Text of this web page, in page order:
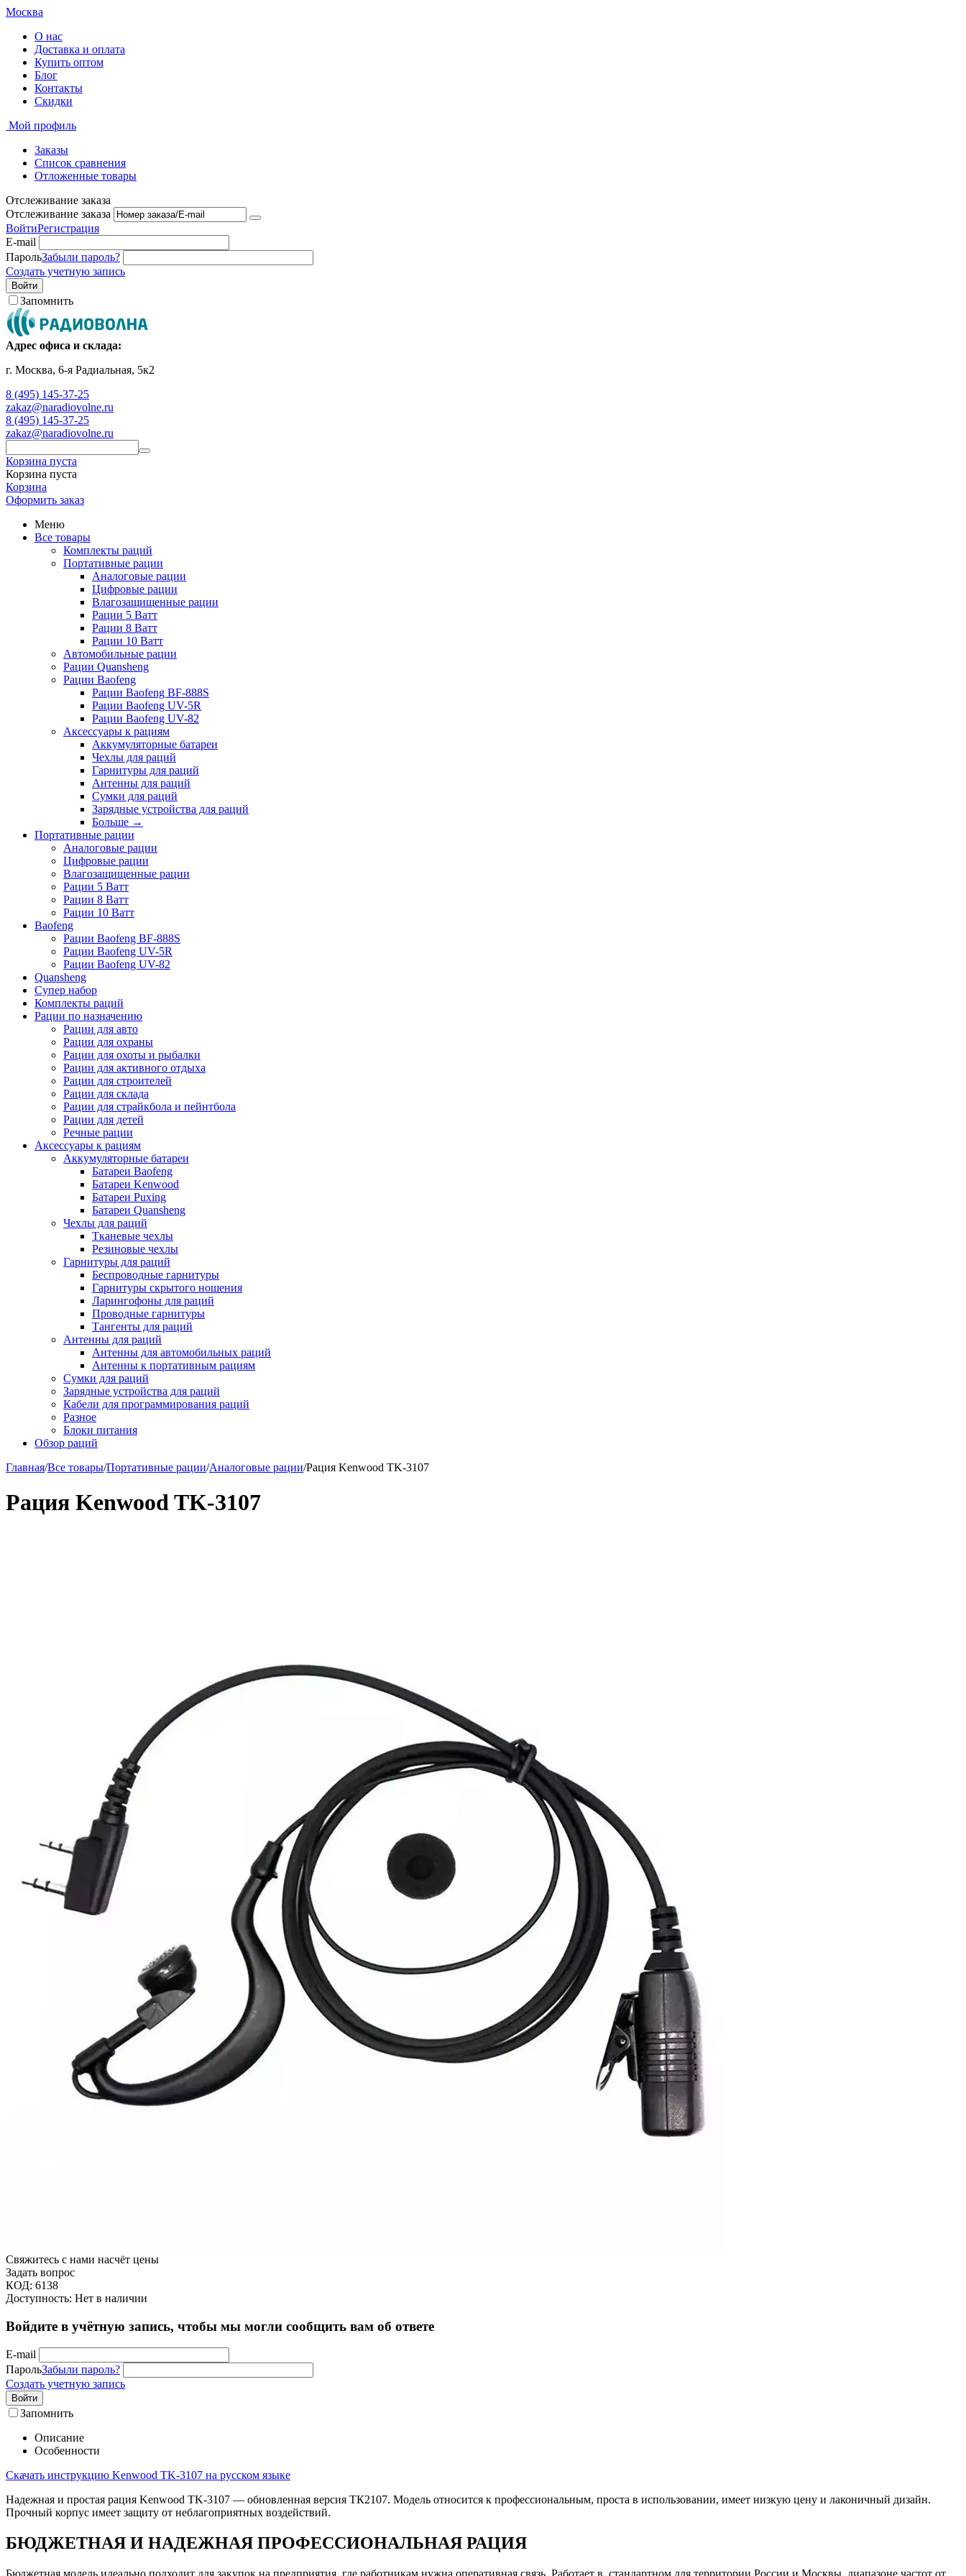
Москва
О нас
Доставка и оплата
Купить оптом
Блог
Контакты
Скидки
Мой профиль
Заказы
Список сравнения
Отложенные товары
Отслеживание заказа
Отслеживание заказа
ВойтиРегистрация
E-mail
ПарольЗабыли пароль?
Создать учетную запись
Войти
Запомнить
Адрес офиса и склада:
г. Москва, 6-я Радиальная, 5к2
8 (495) 145-37-25
zakaz@naradiovolne.ru
8 (495) 145-37-25
zakaz@naradiovolne.ru
Корзина пуста
Корзина пуста
Корзина
Оформить заказ
Меню
Все товары
Комплекты раций
Портативные рации
Аналоговые рации
Цифровые рации
Влагозащищенные рации
Рации 5 Ватт
Рации 8 Ватт
Рации 10 Ватт
Автомобильные рации
Рации Quansheng
Рации Baofeng
Рации Baofeng BF-888S
Рации Baofeng UV-5R
Рации Baofeng UV-82
Аксессуары к рациям
Аккумуляторные батареи
Чехлы для раций
Гарнитуры для раций
Антенны для раций
Сумки для раций
Зарядные устройства для раций
Больше →
Портативные рации
Аналоговые рации
Цифровые рации
Влагозащищенные рации
Рации 5 Ватт
Рации 8 Ватт
Рации 10 Ватт
Baofeng
Рации Baofeng BF-888S
Рации Baofeng UV-5R
Рации Baofeng UV-82
Quansheng
Супер набор
Комплекты раций
Рации по назначению
Рации для авто
Рации для охраны
Рации для охоты и рыбалки
Рации для активного отдыха
Рации для строителей
Рации для склада
Рации для страйкбола и пейнтбола
Рации для детей
Речные рации
Аксессуары к рациям
Аккумуляторные батареи
Батареи Baofeng
Батареи Kenwood
Батареи Puxing
Батареи Quansheng
Чехлы для раций
Тканевые чехлы
Резиновые чехлы
Гарнитуры для раций
Беспроводные гарнитуры
Гарнитуры скрытого ношения
Ларингофоны для раций
Проводные гарнитуры
Тангенты для раций
Антенны для раций
Антенны для автомобильных раций
Антенны к портативным рациям
Сумки для раций
Зарядные устройства для раций
Кабели для программирования раций
Разное
Блоки питания
Обзор раций
Главная/Все товары/Портативные рации/Аналоговые рации/Рация Kenwood TK-3107
Рация Kenwood TK-3107
Свяжитесь с нами насчёт цены
Задать вопрос
КОД: 6138
Доступность: Нет в наличии
Войдите в учётную запись, чтобы мы могли сообщить вам об ответе
E-mail
ПарольЗабыли пароль?
Создать учетную запись
Войти
Запомнить
Описание
Особенности
Скачать инструкцию Kenwood TK-3107 на русском языке
Надежная и простая рация Kenwood TK-3107 — обновленная версия ТК2107. Модель относится к профессиональным, проста в использовании, имеет низкую цену и лаконичный дизайн.
Прочный корпус имеет защиту от неблагоприятных воздействий.
БЮДЖЕТНАЯ И НАДЕЖНАЯ ПРОФЕССИОНАЛЬНАЯ РАЦИЯ